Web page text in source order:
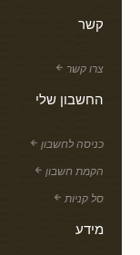
קשר
צרו קשר
החשבון שלי
כניסה לחשבון
הקמת חשבון
סל קניות
מידע